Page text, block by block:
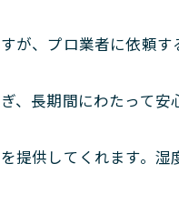
が、プロ業者に依頼す
長期間にわたって安
提供してくれます。